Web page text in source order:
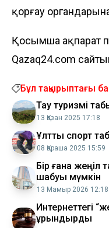
қорғау
Қосымша ақпарат
Qazaq24.com
Бұл тақырыптағы
Тау туризмі
13 Қазан 2025 17:18
Ұлттық спорт
08 Қараша 2025 15:59
Бір ғана жеңіл
шабуы мүмкін
13 Мамыр 2026 12:18
​Интернеттегі
ұрындырды